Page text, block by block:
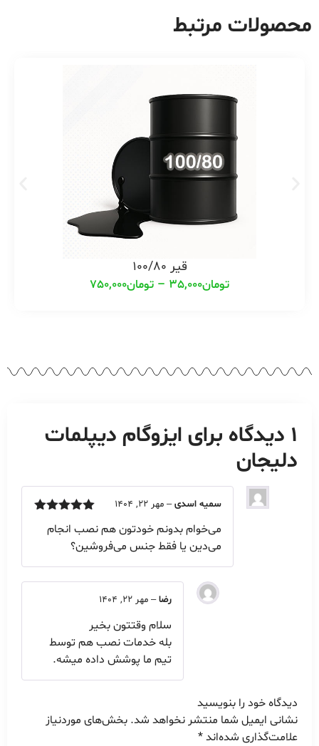
محصولات مرتبط
قیر 100/80
تومان35,000
– تومان750,000
1 دیدگاه برای
ایزوگام دیپلمات
دلیجان
5
سمیه اسدی– مهر 22, 1404
می‌خوام بدونم خودتون هم نصب انجام
می‌دین یا فقط جنس می‌فروشین؟
رضا– مهر 22, 1404
سلام وقتتون بخیر
بله خدمات نصب هم توسط
تیم ما پوشش داده میشه.
دیدگاه خود را بنویسید
نشانی ایمیل شما منتشر نخواهد شد. بخش‌های موردنیاز
علامت‌گذاری شده‌اند*